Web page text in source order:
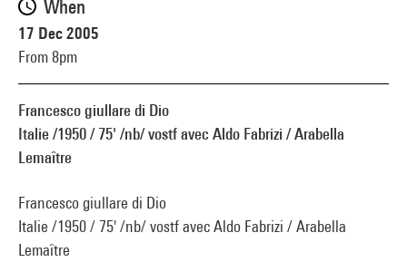
Francesco giullare di Dio
Italie /1950 / 75' /nb/ vostf avec Aldo Fabrizi / Arabella
Lemaître
Francesco giullare di Dio
Italie /1950 / 75' /nb/ vostf avec Aldo Fabrizi / Arabella
Lemaître
When
17 Dec 2005
From 8pm